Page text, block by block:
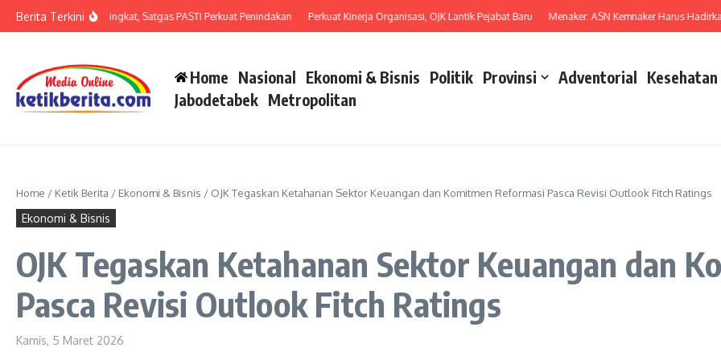
Berita Terkini
Penipuan Meningkat, Satgas PASTI Perkuat Penindakan Perkuat Kinerja Organisasi, OJK Lantik Pejabat Baru Menaker: ASN Kemnaker Harus Hadirkan
Home Nasional Ekonomi & Bisnis Politik Provinsi Adventorial Kesehatan
Jabodetabek Metropolitan
Home / Ketik Berita / Ekonomi & Bisnis / OJK Tegaskan Ketahanan Sektor Keuangan dan Komitmen Reformasi Pasca Revisi Outlook Fitch Ratings
Ekonomi & Bisnis
OJK Tegaskan Ketahanan Sektor Keuangan dan
Pasca Revisi Outlook Fitch Ratings
Kamis, 5 Maret 2026